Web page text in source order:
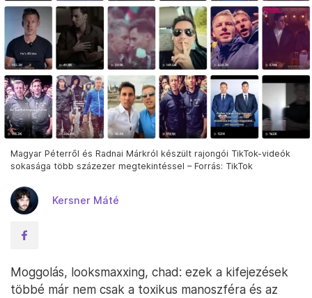
Magyar Péterről és Radnai Márkról készült rajongói TikTok-videók
sokasága több százezer megtekintéssel – Forrás: TikTok
Kersner Máté
Moggolás, looksmaxxing, chad: ezek a kifejezések
többé már nem csak a toxikus manoszféra és az